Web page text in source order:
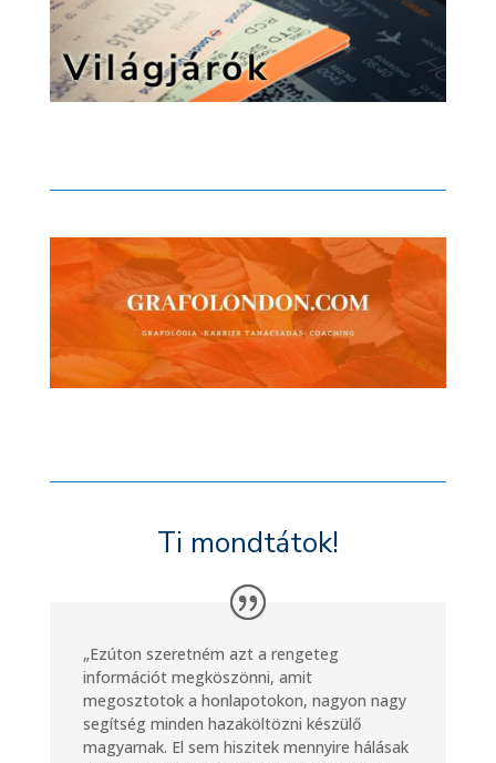
Ti mondtátok!
„Ezúton szeretném azt a rengeteg
információt megköszönni, amit
megosztotok a honlapotokon, nagyon nagy
segítség minden hazaköltözni készülő
magyarnak. El sem hiszitek mennyire hálásak